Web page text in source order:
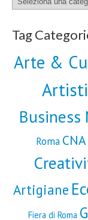
Tag
Arte &
Business
Roma CNA
Artigiane
Fiera di Roma